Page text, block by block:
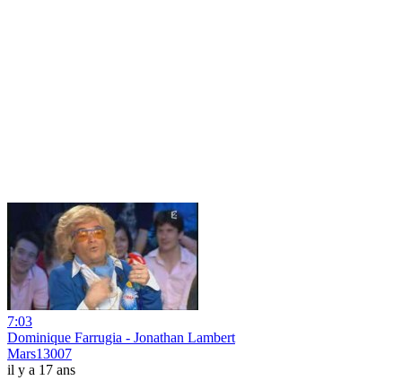
7:03
Dominique Farrugia - Jonathan Lambert
Mars13007
il y a 17 ans